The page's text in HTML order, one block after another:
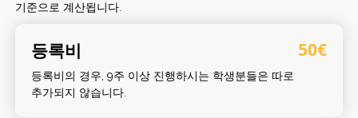
기준으로 계산됩니다.
등록비 50€
등록비의 경우, 9주 이상 진행하시는 학생분들은 따로
추가되지 않습니다.